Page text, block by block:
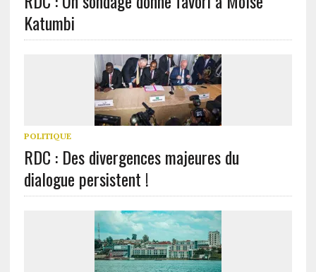
Katumbi
POLITIQUE
RDC : Des divergences majeures du
dialogue persistent !